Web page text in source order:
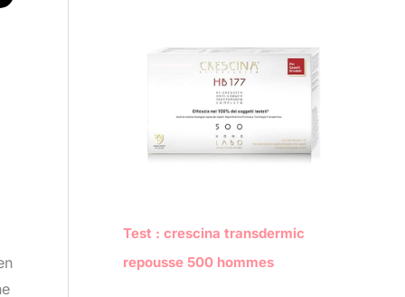
Test : crescina transdermic
repousse 500 hommes